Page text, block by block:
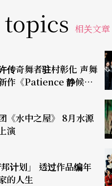
相关文章
传奇舞者驻村彰化 声舞
作《Patience 静候》
《水中之屋》 8月水源
演
计划」 透过作品编年
的人生